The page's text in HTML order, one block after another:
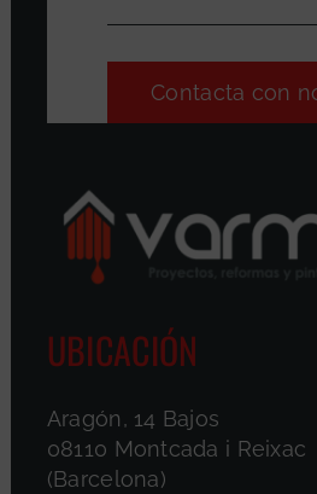
Contacta con
UBICACIÓN
Aragón, 14 Bajos
08110 Montcada i Reixac
(Barcelona)